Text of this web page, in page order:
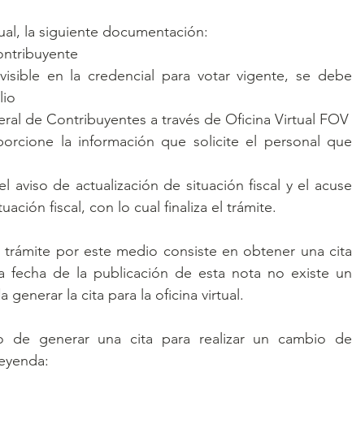
la siguiente documentación:
en la credencial para votar vigente, se debe
de Contribuyentes a través de Oficina Virtual FOV
la información que solicite el personal que
aviso de actualización de situación fiscal y el acuse
fiscal, con lo cual finaliza el trámite.
trámite por este medio consiste en obtener una cita
fecha de la publicación de esta nota no existe un
generar la cita para la oficina virtual.
de generar una cita para realizar un cambio de